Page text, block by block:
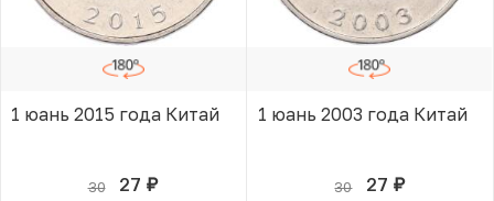
1 юань 2015 года Китай
30 27 руб.
В КОРЗИНЕ
1 юань 2003 года Китай
30 27 руб.
В КОРЗИНЕ